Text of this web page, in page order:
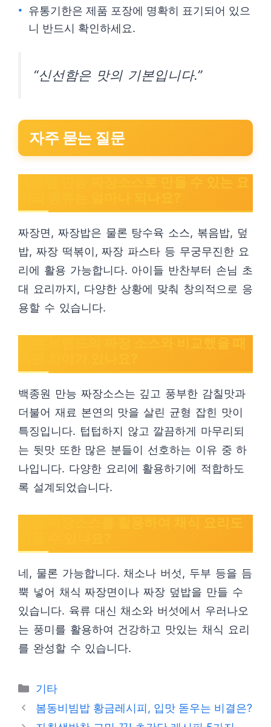
유통기한은 제품 포장에 명확히 표기되어 있으
니 반드시 확인하세요.
“신선함은 맛의 기본입니다.”
자주 묻는 질문
짜장면, 짜장밥은 물론 탕수육 소스, 볶음밥, 덮
밥, 짜장 떡볶이, 짜장 파스타 등 무궁무진한 요
리에 활용 가능합니다. 아이들 반찬부터 손님 초
대 요리까지, 다양한 상황에 맞춰 창의적으로 응
용할 수 있습니다.
백종원 만능 짜장소스는 깊고 풍부한 감칠맛과
더불어 재료 본연의 맛을 살린 균형 잡힌 맛이
특징입니다. 텁텁하지 않고 깔끔하게 마무리되
는 뒷맛 또한 많은 분들이 선호하는 이유 중 하
나입니다. 다양한 요리에 활용하기에 적합하도
록 설계되었습니다.
네, 물론 가능합니다. 채소나 버섯, 두부 등을 듬
뿍 넣어 채식 짜장면이나 짜장 덮밥을 만들 수
있습니다. 육류 대신 채소와 버섯에서 우러나오
는 풍미를 활용하여 건강하고 맛있는 채식 요리
를 완성할 수 있습니다.
Categories
기타
봄동비빔밥 황금레시피, 입맛 돋우는 비결은?